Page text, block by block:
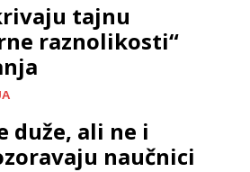
tajnu
raznolikosti“
duže, ali ne i
naučnici